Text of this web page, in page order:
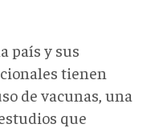
país y sus
tienen
de vacunas, una
que